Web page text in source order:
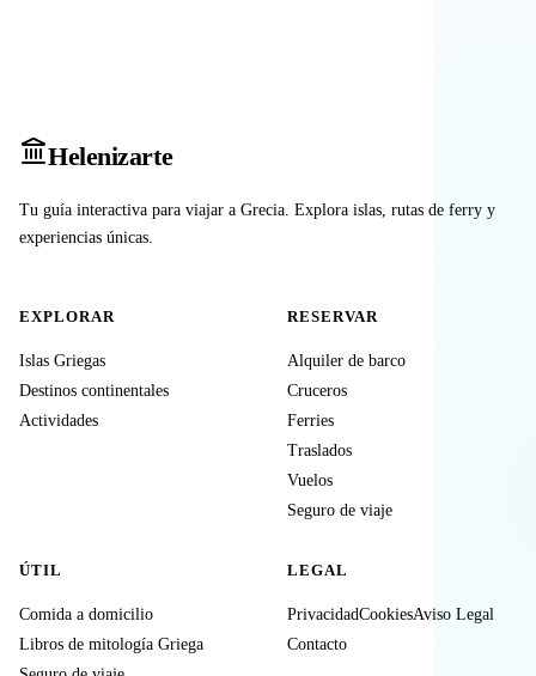
Helenizarte
Tu guía interactiva para viajar a Grecia. Explora islas, rutas de ferry y
experiencias únicas.
EXPLORAR
Islas Griegas
Destinos continentales
Actividades
RESERVAR
Alquiler de barco
Cruceros
Ferries
Traslados
Vuelos
Seguro de viaje
ÚTIL
Comida a domicilio
Libros de mitología Griega
LEGAL
PrivacidadCookiesAviso Legal
Contacto